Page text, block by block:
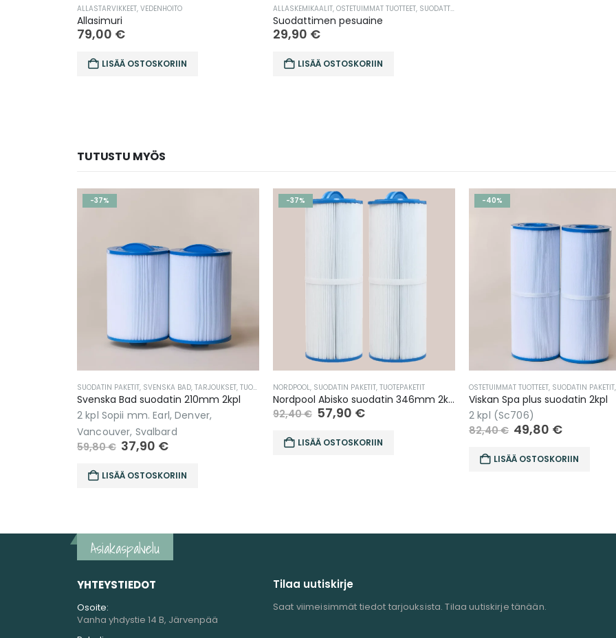
ALLASTARVIKKEET, VEDENHOITO
Allasimuri
79,00 €
LISÄÄ OSTOSKORIIN
ALLASKEMIKAALIT, OSTETUIMMAT TUOTTEET, SUODATTIMEN PUHDISTUS
Suodattimen pesuaine
29,90 €
LISÄÄ OSTOSKORIIN
TUTUSTU MYÖS
-37%
NORDPOOL ,SUODATIN PAKETIT,TUOTEPAKETIT
92,40€ 57,90€
LISÄÄ OSTOSKORIIN
-40%
OSTETUIMMAT TUOTTEET,SUODATIN PAKETIT,TARJOUKSET TUOTEPAKETIT, VISKAN SPA
Viskan Spa plus suodatin 2kpl
2 kpl (Sc706)
-41%
SUODATIN PAKETIT,TARJOUKSET,
Viskan Spa plus suodatin 4kpl
4 kpl (sc706)
164,80€ 97,60€
LISÄÄ OSTOSKORIIN
Asiakaspalvelu
Osoite:
Vanha yhdystie 14 B, Järvenpää
Puhelinnumero:
040 132 8812
Saat viimeisimmät tiedot tarjouksista. Tilaa uutiskirje tänään.